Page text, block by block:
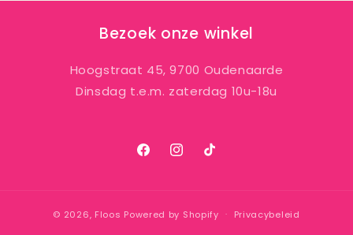
Bezoek onze winkel
Hoogstraat 45, 9700 Oudenaarde
Dinsdag t.e.m. zaterdag 10u-18u
FacebookInstagram
TikTok
© 2026, Floos Powered by Shopify
Privacybeleid